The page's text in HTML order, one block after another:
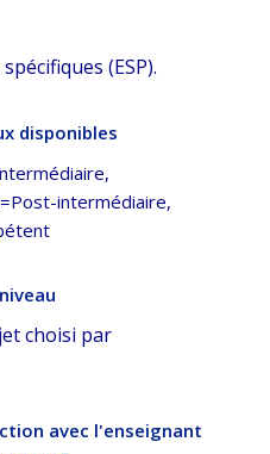
(ESP).
disponibles
intermédiaire,
choisi par
avec l'enseignant